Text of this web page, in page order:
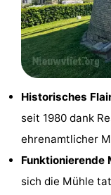
Nieuwvliet-
Bad
Zeebad
Zonneweelde
Zwinhoeve
Hotels
Lastminutes
Strand
Sehen
Historisches
seit 1980 dank
ehrenamtlicher
Funktionierende
sich die Mühle